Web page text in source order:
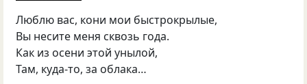
Люблю вас, кони мои быстрокрылые,
Вы несите меня сквозь года.
Как из осени этой унылой,
Там, куда-то, за облака…